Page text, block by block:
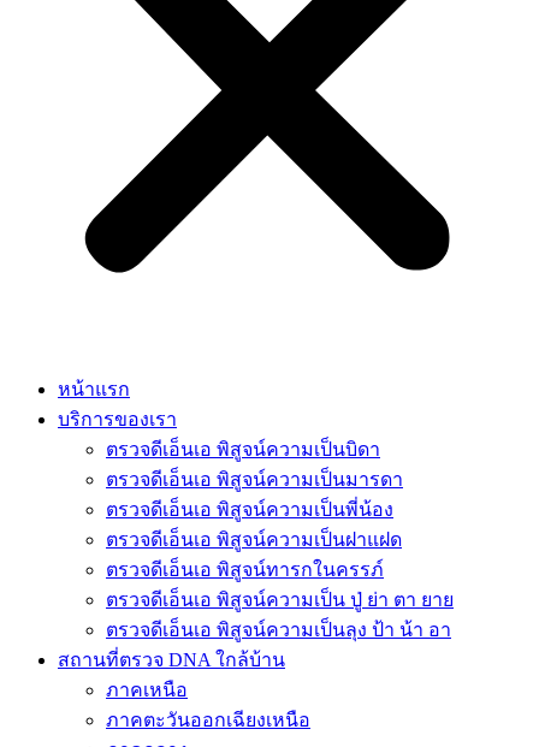
หน้าแรก
บริการของเรา
ตรวจดีเอ็นเอ พิสูจน์ความเป็นบิดา
ตรวจดีเอ็นเอ พิสูจน์ความเป็นมารดา
ตรวจดีเอ็นเอ พิสูจน์ความเป็นพี่น้อง
ตรวจดีเอ็นเอ พิสูจน์ความเป็นฝาแฝด
ตรวจดีเอ็นเอ พิสูจน์ทารกในครรภ์
ตรวจดีเอ็นเอ พิสูจน์ความเป็น ปู่ ย่า ตา ยาย
ตรวจดีเอ็นเอ พิสูจน์ความเป็นลุง ป้า น้า อา
สถานที่ตรวจ DNA ใกล้บ้าน
ภาคเหนือ
ภาคตะวันออกเฉียงเหนือ